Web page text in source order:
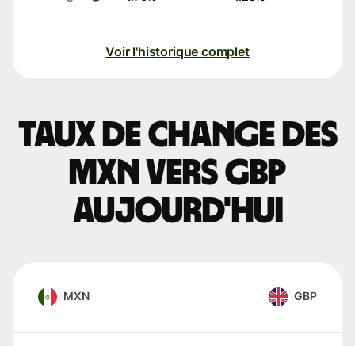
Voir l'historique complet
Taux de change des
MXN vers GBP
aujourd'hui
MXN GBP